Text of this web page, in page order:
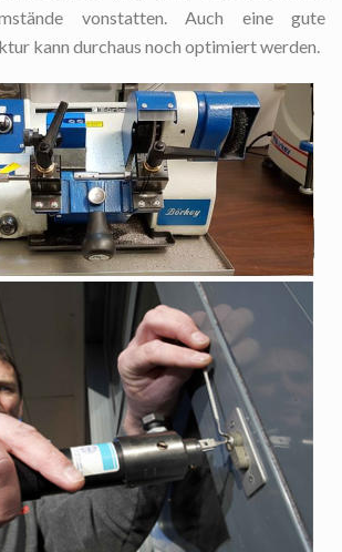
vonstatten. Auch eine gute
kann durchaus noch optimiert werden.